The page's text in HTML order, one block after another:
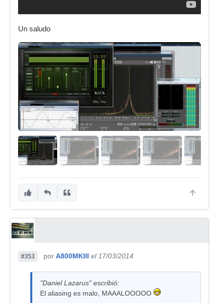
Un saludo
#353 por A800MKIII el 17/03/2014
"Daniel Lazarus" escribió:
El aliasing es malo, MAAALOOOOO